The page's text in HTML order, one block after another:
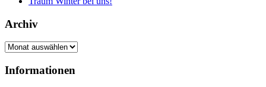
Archiv
Archiv
Informationen